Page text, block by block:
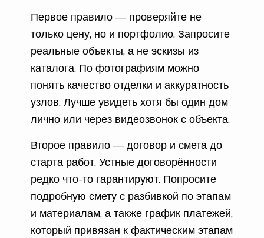
Первое правило — проверяйте не
только цену, но и портфолио. Запросите
реальные объекты, а не эскизы из
каталога. По фотографиям можно
понять качество отделки и аккуратность
узлов. Лучше увидеть хотя бы один дом
лично или через видеозвонок с объекта.
Второе правило — договор и смета до
старта работ. Устные договорённости
редко что-то гарантируют. Попросите
подробную смету с разбивкой по этапам
и материалам, а также график платежей,
который привязан к фактическим этапам